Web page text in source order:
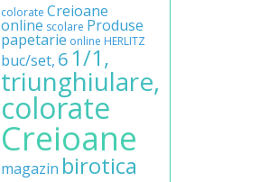
colorate Creioane
online scolare Produse
papetarie online HERLITZ
buc/set, 6 1/1,
triunghiulare,
colorate
Creioane
magazin birotica